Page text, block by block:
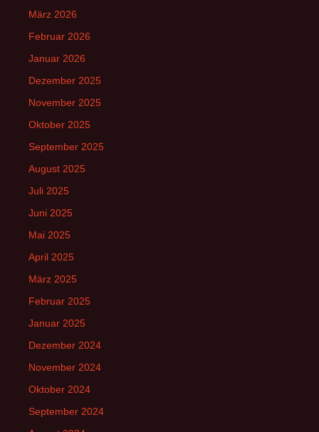
März 2026
Februar 2026
Januar 2026
Dezember 2025
November 2025
Oktober 2025
September 2025
August 2025
Juli 2025
Juni 2025
Mai 2025
April 2025
März 2025
Februar 2025
Januar 2025
Dezember 2024
November 2024
Oktober 2024
September 2024